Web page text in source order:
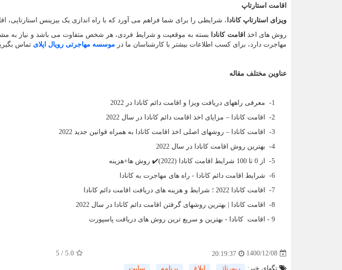
اقامت استارتاپ
ویزای استارتاپ کانادا ، شرایطی را برای شما فراهم می آورد که با راه اندازی یک بیزینس استارتاپی،
روش های اخذ اقامت کانادا
بسته به موقعیت و شرایط فردی، هر شخص متفاوت می باشد و نیاز به
مهاجرت دارد، برای کسب اطلاعات بیشتر با کارشناسان ما در موسسه مهاجرتی رویال اپلای تماس
عناوین مختلف مقاله
1- معرفی راههای دریافت ویزا و اقامت دائم کانادا در 2022
2- اقامت کانادا – مزایای اخذ اقامت دائم کانادا در سال 2022
3- اقامت کانادا – روشهای اصلی اخذ اقامت کانادا به همراه قوانین جدید 2022
4- بهترین روش اقامت کانادا در سال 2022
5- از 0 تا 100 شرایط اقامت کانادا (2022)✔️ روش ها+هزینه
6- شرایط اقامت دائم کانادا - راه های مهاجرت به کانادا
7- اقامت کانادا 2022 ؛ شرایط و هزینه های دریافت اقامت دائم کانادا
8- اقامت کانادا | بهترین روشهای گرفتن اقامت دائم کانادا در سال 2022
9 - اقامت کانادا - بهترین و سریع ترین روش های دریافت پاسپورت
1400/12/08
20:19:37
5.0
/
5
تگهای خبر: رپورتاژ ابلاغ برنامه سایت